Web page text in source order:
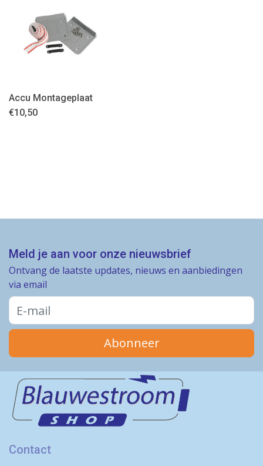
Accu Montageplaat
€10,50
Meld je aan voor onze nieuwsbrief
Ontvang de laatste updates, nieuws en aanbiedingen
via email
Abonneer
Contact